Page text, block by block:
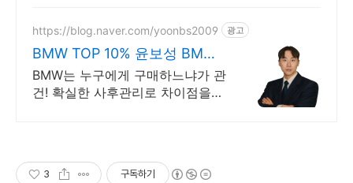
https://blog.naver.com/yoonbs2009 광고
BMW TOP 10% 윤보성 BMW
KOREA 공식 딜러
BMW는 누구에게 구매하느냐가 관
건! 확실한 사후관리로 차이점을
3 구독하기